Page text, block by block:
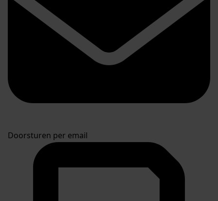
Doorsturen per email